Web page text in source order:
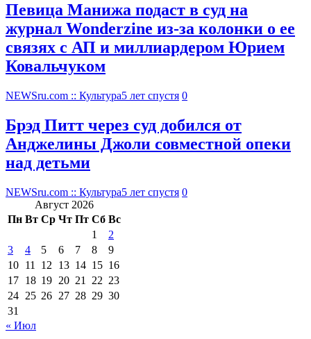
Певица Манижа подаст в суд на
журнал Wonderzine из-за колонки о ее
связях с АП и миллиардером Юрием
Ковальчуком
NEWSru.com :: Культура5 лет спустя 0
Брэд Питт через суд добился от
Анджелины Джоли совместной опеки
над детьми
NEWSru.com :: Культура5 лет спустя 0
Август 2026
Пн Вт Ср Чт Пт Сб Вс
1
2
3
4 5 6 7 8
9
10 11 12 13 14 15 16
17 18 19 20 21 22 23
24 25 26 27 28 29 30
31
« Июл